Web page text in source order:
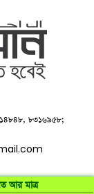
আর মাত্র
৮৩১৬৯৫৮;